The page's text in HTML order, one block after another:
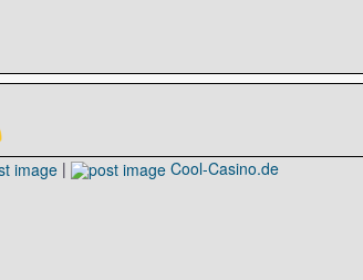
| Cool-Casino.de